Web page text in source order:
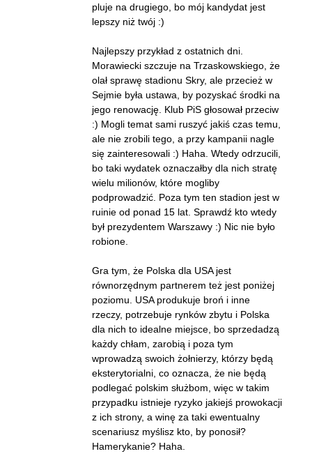
pluje na drugiego, bo mój kandydat jest
lepszy niż twój :)
Najlepszy przykład z ostatnich dni.
Morawiecki szczuje na Trzaskowskiego, że
olał sprawę stadionu Skry, ale przecież w
Sejmie była ustawa, by pozyskać środki na
jego renowację. Klub PiS głosował przeciw
:) Mogli temat sami ruszyć jakiś czas temu,
ale nie zrobili tego, a przy kampanii nagle
się zainteresowali :) Haha. Wtedy odrzucili,
bo taki wydatek oznaczałby dla nich stratę
wielu milionów, które mogliby
podprowadzić. Poza tym ten stadion jest w
ruinie od ponad 15 lat. Sprawdź kto wtedy
był prezydentem Warszawy :) Nic nie było
robione.
Gra tym, że Polska dla USA jest
równorzędnym partnerem też jest poniżej
poziomu. USA produkuje broń i inne
rzeczy, potrzebuje rynków zbytu i Polska
dla nich to idealne miejsce, bo sprzedadzą
każdy chłam, zarobią i poza tym
wprowadzą swoich żołnierzy, którzy będą
eksterytorialni, co oznacza, że nie będą
podlegać polskim służbom, więc w takim
przypadku istnieje ryzyko jakiejś prowokacji
z ich strony, a winę za taki ewentualny
scenariusz myślisz kto, by ponosił?
Hamerykanie? Haha.